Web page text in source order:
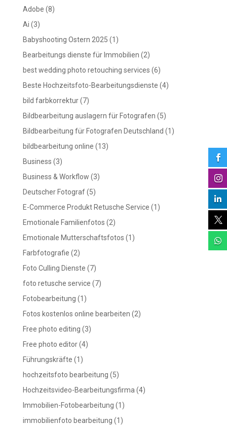
Adobe (8)
Ai (3)
Babyshooting Ostern 2025 (1)
Bearbeitungs dienste für Immobilien (2)
best wedding photo retouching services (6)
Beste Hochzeitsfoto-Bearbeitungsdienste (4)
bild farbkorrektur(7)
Bildbearbeitung auslagern für Fotografen (5)
Bildbearbeitung für Fotografen Deutschland (1)
bildbearbeitung online (13)
Business (3)
Business & Workflow (3)
Deutscher Fotograf(5)
E-Commerce Produkt Retusche Service (1)
Emotionale Familienfotos (2)
Emotionale Mutterschaftsfotos (1)
Farbfotografie (2)
Foto Culling Dienste (7)
foto retusche service (7)
Fotobearbeitung (1)
Fotos kostenlos online bearbeiten (2)
Free photo editing (3)
Free photo editor(4)
Führungskräfte (1)
hochzeitsfoto bearbeitung (5)
Hochzeitsvideo-Bearbeitungsfirma (4)
Immobilien-Fotobearbeitung (1)
immobilienfoto bearbeitung (1)




